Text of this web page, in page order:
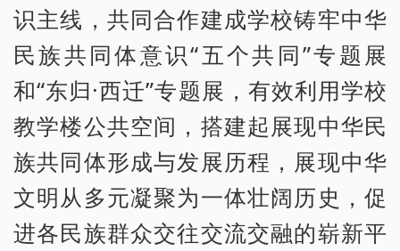
识主线，共同合作建成学校铸牢中华
民族共同体意识“五个共同”专题展
和“东归·西迁”专题展，有效利用学校
教学楼公共空间，搭建起展现中华民
族共同体形成与发展历程，展现中华
文明从多元凝聚为一体壮阔历史，促
进各民族群众交往交流交融的崭新平